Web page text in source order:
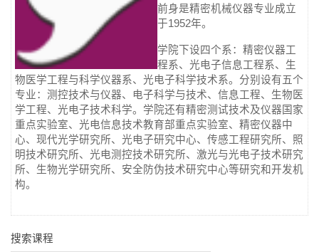
前身是精密机械仪器专业成立
于1952年。
学院下设四个系：精密仪器工
程系、光电子信息工程系、生
物医学工程与科学仪器系、光电子科学技术系。分别设有五个
专业：测控技术与仪器、电子科学与技术、信息工程、生物医
学工程、光电子技术科学。学院还有精密测试技术及仪器国家
重点实验室、光电信息技术教育部重点实验室、精密仪器中
心、现代光学研究所、光电子研究中心、传感工程研究所、照
明技术研究所、光电测控技术研究所、激光与光电子技术研究
所、生物光学研究所、安全防伪技术研究中心等研究和开发机
构。
搜索课程